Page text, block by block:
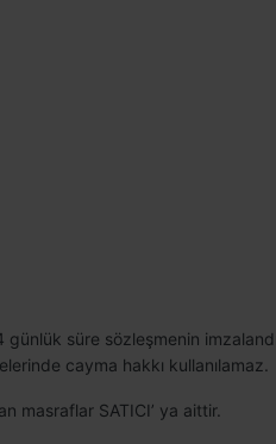
günlük süre sözleşmenin
cayma hakkı kullanılamaz.
masraflar SATICI’ ya aittir.